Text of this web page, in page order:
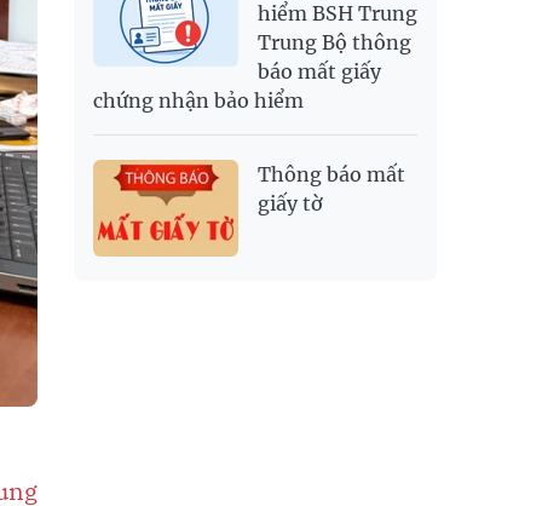
hiểm BSH Trung
Trung Bộ thông
báo mất giấy
chứng nhận bảo hiểm
Thông báo mất
giấy tờ